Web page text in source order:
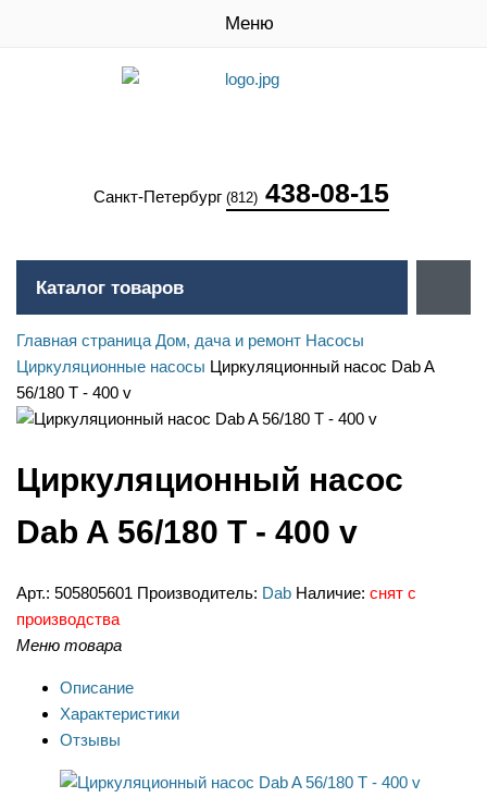
Меню
Санкт-Петербург (812) 438-08-15
Каталог товаров
Главная страница Дом, дача и ремонт Насосы
Циркуляционные насосы Циркуляционный насос Dab A
56/180 T - 400 v
Циркуляционный насос
Dab A 56/180 T - 400 v
Арт.: 505805601 Производитель: Dab Наличие: снят с
производства
Меню товара
Описание
Характеристики
Отзывы